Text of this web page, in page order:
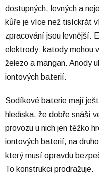
dostupných, levných a
kůře je více než tisíckrát
zpracování jsou levnější.
elektrody: katody mohou
železo a mangan. Anody
iontových baterií.
Sodíkové baterie mají
hlediska, že dobře snáší
provozu u nich jen těžko
iontových baterií, na
který musí opravdu
To konstrukci prodražuje.